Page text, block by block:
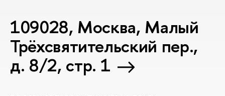
109028, Москва, Малый
Трёхсвятительский пер.,
д. 8/2, стр. 1